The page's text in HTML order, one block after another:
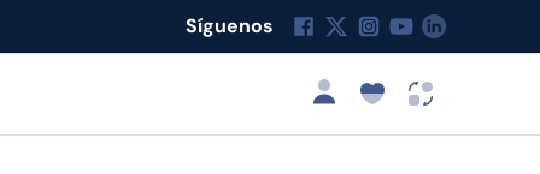
Síguenos